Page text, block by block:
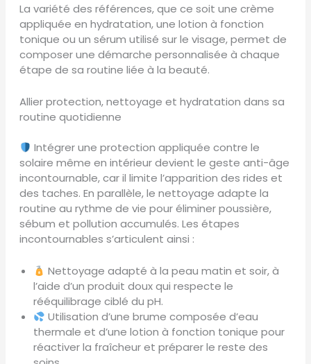
La variété des références, que ce soit une crème
appliquée en hydratation, une lotion à fonction
tonique ou un sérum utilisé sur le visage, permet de
composer une démarche personnalisée à chaque
étape de sa routine liée à la beauté.
Allier protection, nettoyage et hydratation dans sa
routine quotidienne
Intégrer une protection appliquée contre le
solaire même en intérieur devient le geste anti-âge
incontournable, car il limite l’apparition des rides et
des taches. En parallèle, le nettoyage adapte la
routine au rythme de vie pour éliminer poussière,
sébum et pollution accumulés. Les étapes
incontournables s’articulent ainsi :
Nettoyage adapté à la peau matin et soir, à
l’aide d’un produit doux qui respecte le
rééquilibrage ciblé du pH.
Utilisation d’une brume composée d’eau
thermale et d’une lotion à fonction tonique pour
réactiver la fraîcheur et préparer le reste des